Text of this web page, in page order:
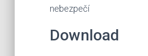
nebezpečí
Download